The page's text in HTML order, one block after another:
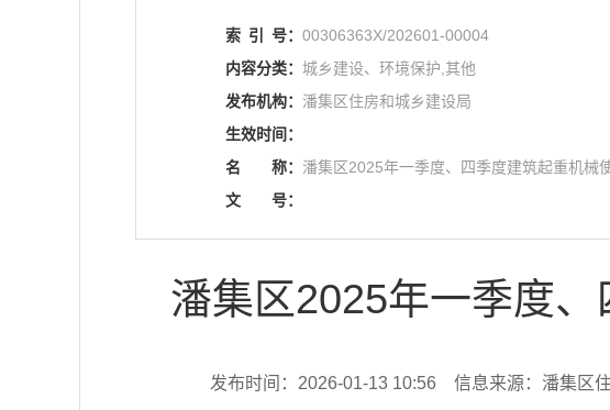
索 引 号： 00306363X/202601-00004
内容分类： 城乡建设、环境保护,其他
发布机构： 潘集区住房和城乡建设局
生效时间：
名
称： 潘集区2025年一季度、四季度建筑起重机械
文
号：
潘集区2025年一季度
发布时间：2026-01-13 10:56 信息来源：潘集区